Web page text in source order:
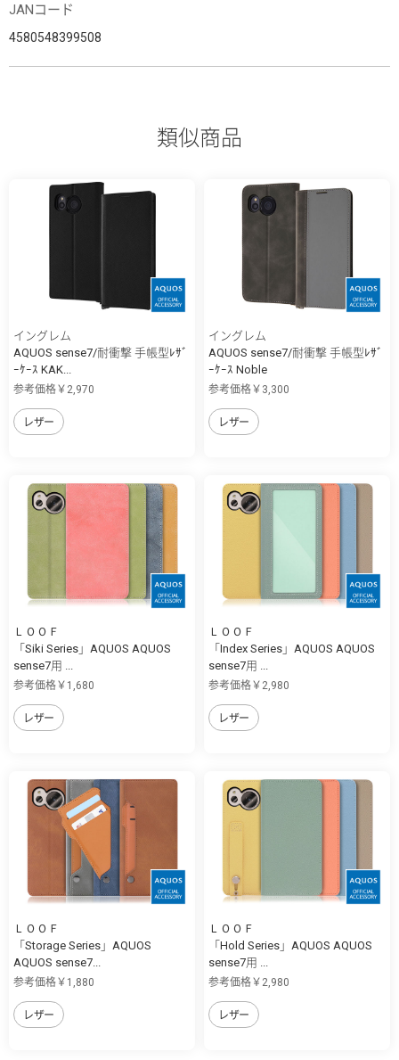
JANコード
4580548399508
類似商品
イングレム
AQUOS sense7/耐衝撃 手帳型ﾚｻﾞ
ｰｹｰｽ KAK...
参考価格￥2,970
レザー
イングレム
AQUOS sense7/耐衝撃 手帳型ﾚｻﾞ
ｰｹｰｽ Noble
参考価格￥3,300
レザー
ＬＯＯＦ
「Siki Series」AQUOS AQUOS
sense7用 ...
参考価格￥1,680
レザー
ＬＯＯＦ
「Index Series」AQUOS AQUOS
sense7用 ...
参考価格￥2,980
レザー
ＬＯＯＦ
「Storage Series」AQUOS
AQUOS sense7...
参考価格￥1,880
レザー
ＬＯＯＦ
「Hold Series」AQUOS AQUOS
sense7用 ...
参考価格￥2,980
レザー